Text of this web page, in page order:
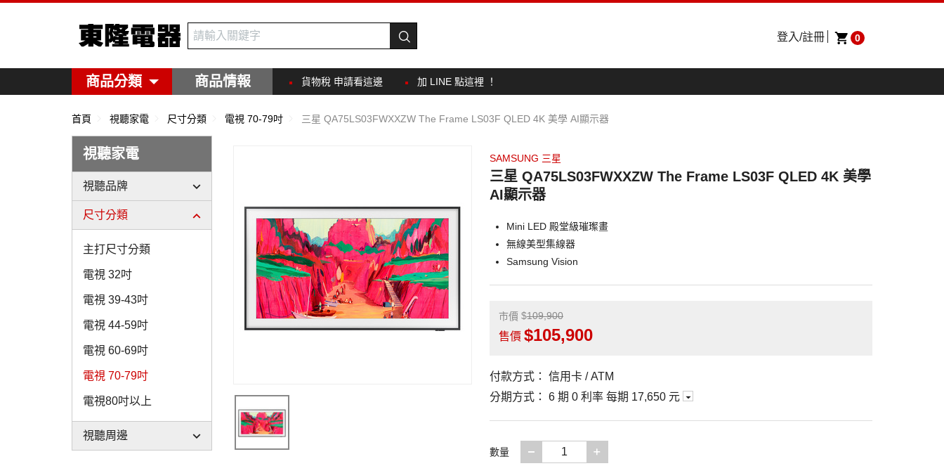
東隆電器
0
登入/註冊
商品分類 商品情報 貨物稅 申請看這邊 加 LINE 點這裡 ！
首頁 視聽家電 尺寸分類 電視 70-79吋 三星 QA75LS03FWXXZW The Frame LS03F QLED 4K 美學 AI顯示器
視聽家電
視聽品牌
尺寸分類
主打尺寸分類
電視 32吋
電視 39-43吋
電視 44-59吋
電視 60-69吋
電視 70-79吋
電視80吋以上
視聽周邊
SAMSUNG 三星
三星 QA75LS03FWXXZW The Frame LS03F QLED 4K 美學
AI顯示器
Mini LED 殿堂級璀璨畫
無線美型集線器
Samsung Vision
市價 109,900
售價 105,900
付款方式：
信用卡 / ATM
分期方式：
6 期 0 利率 每期 17,650 元
數量 減少一項